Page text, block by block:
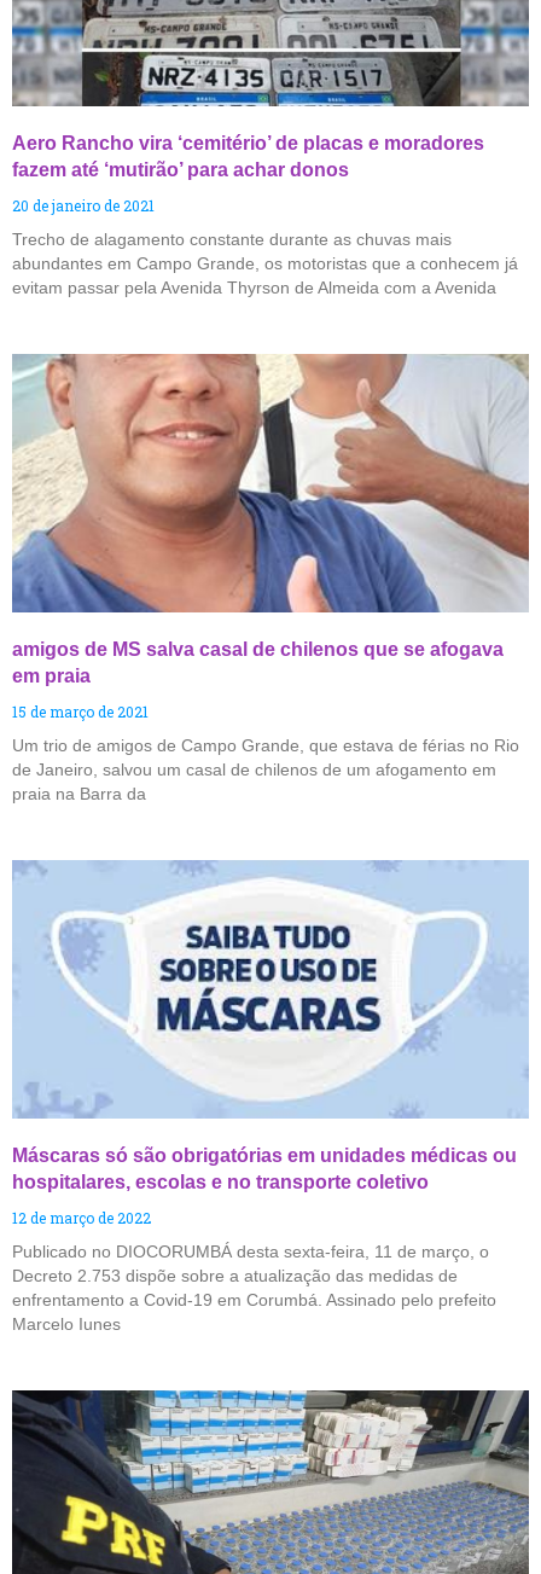
Aero Rancho vira ‘cemitério’ de placas e moradores
fazem até ‘mutirão’ para achar donos
20 de janeiro de 2021
Trecho de alagamento constante durante as chuvas mais
abundantes em Campo Grande, os motoristas que a conhecem já
evitam passar pela Avenida Thyrson de Almeida com a Avenida
amigos de MS salva casal de chilenos que se afogava
em praia
15 de março de 2021
Um trio de amigos de Campo Grande, que estava de férias no Rio
de Janeiro, salvou um casal de chilenos de um afogamento em
praia na Barra da
Máscaras só são obrigatórias em unidades médicas ou
hospitalares, escolas e no transporte coletivo
12 de março de 2022
Publicado no DIOCORUMBÁ desta sexta-feira, 11 de março, o
Decreto 2.753 dispõe sobre a atualização das medidas de
enfrentamento a Covid-19 em Corumbá. Assinado pelo prefeito
Marcelo Iunes